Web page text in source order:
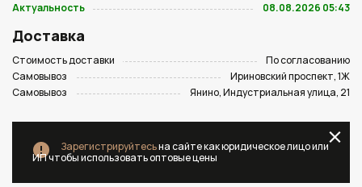
Актуальность
08.08.2026 05:43
Доставка
Стоимость доставки
По согласованию
Самовывоз
Ириновский проспект, 1Ж
Самовывоз
Янино, Индустриальная улица, 21
Зарегистрируйтесьна сайте как юридическое лицо или
ИП чтобы использовать оптовые цены